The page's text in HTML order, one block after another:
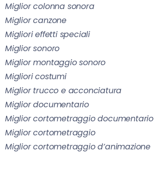
Miglior colonna sonora
Miglior canzone
Migliori effetti speciali
Miglior sonoro
Miglior montaggio sonoro
Migliori costumi
Miglior trucco e acconciatura
Miglior documentario
Miglior cortometraggio documentario
Miglior cortometraggio
Miglior cortometraggio d’animazione